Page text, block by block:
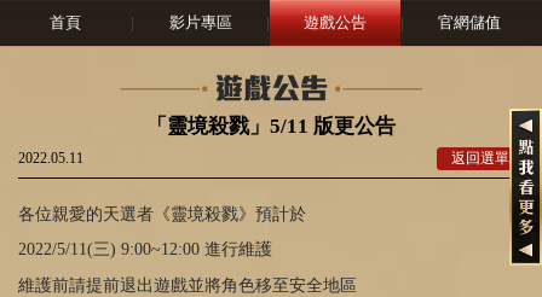
首頁 | 影片專區 | 遊戲公告 | 官網儲值
「靈境殺戮」5/11 版更公告
2022.05.11 返回選單
各位親愛的天選者《靈境殺戮》預計於
2022/5/11(三) 9:00~12:00 進行維護
維護前請提前退出遊戲並將角色移至安全地區